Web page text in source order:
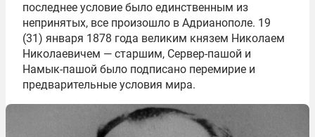
последнее условие было единственным из
непринятых, все произошло в Адрианополе. 19
(31) января 1878 года великим князем Николаем
Николаевичем — старшим, Сервер-пашой и
Намык-пашой было подписано перемирие и
предварительные условия мира.